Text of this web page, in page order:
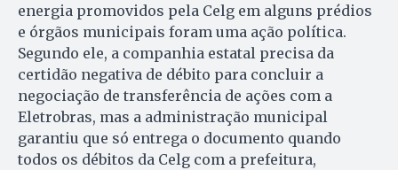
energia promovidos pela Celg em alguns prédios
e órgãos municipais foram uma ação política.
Segundo ele, a companhia estatal precisa da
certidão negativa de débito para concluir a
negociação de transferência de ações com a
Eletrobras, mas a administração municipal
garantiu que só entrega o documento quando
todos os débitos da Celg com a prefeitura,